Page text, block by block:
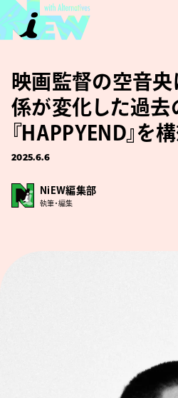
映画監督の空音央
係が変化した過去
『HAPPYEND』を
2025.6.6
NiEW編集部
執筆・編集